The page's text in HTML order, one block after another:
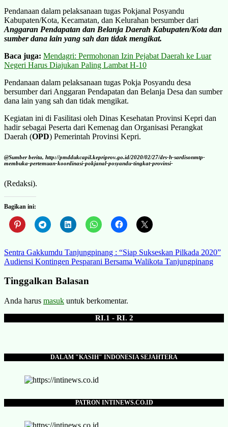
Pendanaan dalam pelaksanaan tugas Pokjanal Posyandu
Kabupaten/Kota, Kecamatan, dan Kelurahan bersumber dari
Anggaran Pendapatan dan Belanja Daerah Kabupaten/Kota dan
sumber dana lain yang sah dan tidak mengikat.
Baca juga: Mendagri: Permohonan Izin Pejabat Daerah ke Luar
Negeri Harus Diajukan Paling Lambat H-10
Pendanaan dalam pelaksanaan tugas Pokja Posyandu desa
bersumber dari Anggaran Pendapatan dan Belanja Desa dan sumber
dana lain yang sah dan tidak mengikat.
Kegiatan ini di Fasilitasi oleh Dinas Kesehatan Provinsi Kepri dan
hadir sebagai Peserta dari Kemenag dan Organisasi Perangkat
Daerah (OPD) Pemerintah Provinsi Kepri.
@Sumber berita, http://pmddukcapil.kepriprov.go.id/2020/02/27/drs-h-sardisonmtp-
membuka-pertemuan-koordinasi-pokjanal-posyandu-tingkat-provinsi-
(Redaksi).
Bagikan ini:
Navigasi
pos
Sentra Gakkumdu Tanjungpinang : “Siap Sukseskan Pilkada 2020”
Audiensi Kontingen Pesparani Bersama Walikota Tanjungpinang
Tinggalkan Balasan
Anda harus masuk untuk berkomentar.
RI.1 - RI. 2
DALAM "KASIH" INDONESIA SEJAHTERA
PATRON INTINEWS.CO.ID